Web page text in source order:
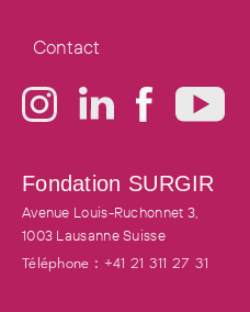
Fondation SURGIR
Avenue Louis-Ruchonnet 3,
1003 LausanneSuisse
Téléphone : +41 21 311 27 31
Contact